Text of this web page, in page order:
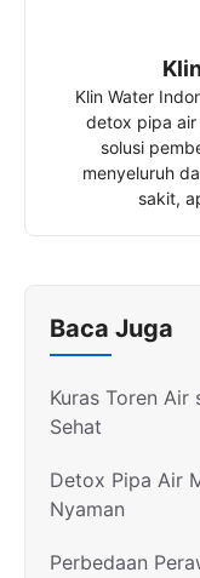
Klin Water
detox pipa air
solusi
menyeluruh
sakit,
Baca Juga
Kuras Toren Air
Sehat
Detox Pipa Air
Nyaman
Perbedaan